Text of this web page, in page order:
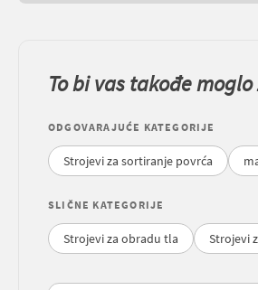
To bi vas takođe
ODGOVARAJUĆE KATEGORIJE
Strojevi za sortiranje povrća
SLIČNE KATEGORIJE
Strojevi za obradu tla Strojevi